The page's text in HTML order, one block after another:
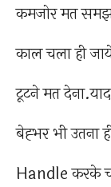
कमजोर मत
काल चला ही
टूटने मत
बेह्भर भी
Handle करके